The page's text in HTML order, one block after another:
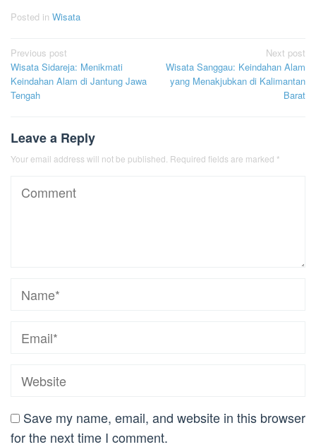
Posted in Wisata
Post
navigation
Previous post
Wisata Sidareja: Menikmati
Keindahan Alam di Jantung Jawa
Tengah
Next post
Wisata Sanggau: Keindahan Alam
yang Menakjubkan di Kalimantan
Barat
Leave a Reply
Your email address will not be published. Required fields are marked *
Save my name, email, and website in this browser
for the next time I comment.